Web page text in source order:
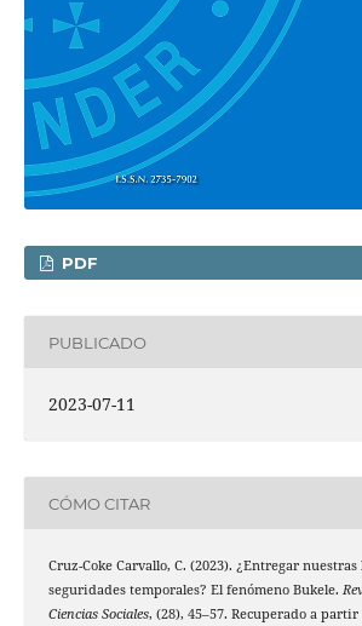
PDF
PUBLICADO
2023-07-11
CÓMO CITAR
Cruz-Coke Carvallo, C. (2023). ¿Entregar
seguridades temporales? El fenómeno Bukele.
Ciencias Sociales, (28), 45–57. Recuperado a partir